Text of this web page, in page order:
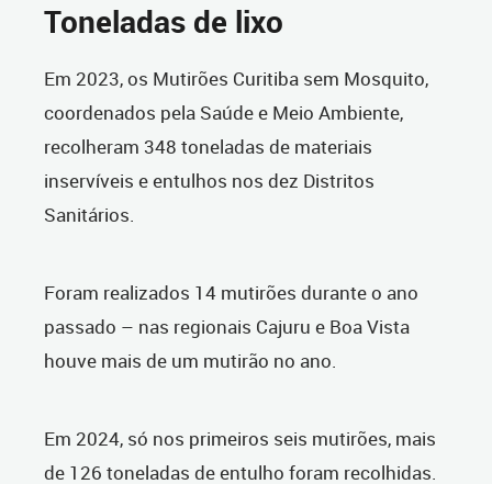
Toneladas de lixo
Em 2023, os Mutirões Curitiba sem Mosquito,
coordenados pela Saúde e Meio Ambiente,
recolheram 348 toneladas de materiais
inservíveis e entulhos nos dez Distritos
Sanitários.
Foram realizados 14 mutirões durante o ano
passado – nas regionais Cajuru e Boa Vista
houve mais de um mutirão no ano.
Em 2024, só nos primeiros seis mutirões, mais
de 126 toneladas de entulho foram recolhidas.